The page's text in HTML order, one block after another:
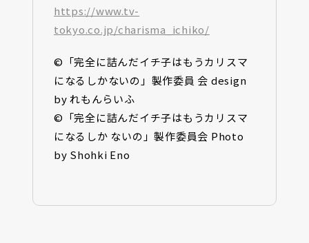
https://www.tv-
tokyo.co.jp/charisma_ichiko/
©「完全に詰んだイチ子はもうカリスマ
になるしかないの」製作委員 会 design
by れもんらいふ
©「完全に詰んだイチ子はもうカリスマ
になるしか ないの」製作委員会 Photo
by Shohki Eno